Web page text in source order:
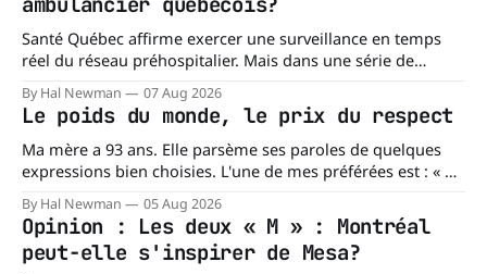
Santé Québec affirme exercer une surveillance en temps
réel du réseau préhospitalier. Mais dans une série de
réponses transmises à La Dernière Ambulance,
l'organisation confirme ne pas tenir certains registres
provinciaux qui permettraient de mesurer des situations
pourtant fondamentales pour évaluer la capacité du réseau
à répondre à
By Hal Newman 07 Aug 2026
Le poids du monde, le prix du respect
Ma mère a 93 ans. Elle parsème ses paroles de quelques
expressions bien choisies. L'une de mes préférées est : « À
chacun son mishegoss. » Mishegoss est un mot yiddish qui
évoque la folie, les lubies, les absurdités de la vie. Chacun
porte les siennes. Elle en a d'
By Hal Newman 05 Aug 2026
Opinion : Les deux « M » : Montréal
peut-elle s'inspirer de Mesa?